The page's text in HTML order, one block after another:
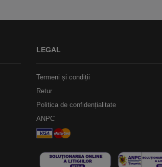
LEGAL
Termeni și condiții
Retur
Politica de confidențialitate
ANPC